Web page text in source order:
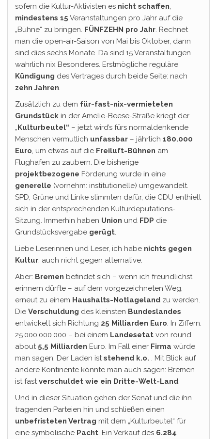
sofern die Kultur-Aktivisten es nicht schaffen,
mindestens 15 Veranstaltungen pro Jahr auf die
„Bühne“ zu bringen. FÜNFZEHN pro Jahr. Rechnet
man die open-air-Saison von Mai bis Oktober, dann
sind dies sechs Monate. Da sind 15 Veranstaltungen
wahrlich nix Besonderes. Erstmögliche reguläre
Kündigung des Vertrages durch beide Seite: nach
zehn Jahren.
Zusätzlich zu dem für-fast-nix-vermieteten
Grundstück in der Amelie-Beese-Straße kriegt der
„Kulturbeutel“ – jetzt wird’s fürs normaldenkende
Menschen vermutlich unfassbar – jährlich 180.000
Euro, um etwas auf die Freiluft-Bühnen am
Flughafen zu zaubern. Die bisherige
projektbezogene Förderung wurde in eine
generelle (vornehm: institutionelle) umgewandelt.
SPD, Grüne und Linke stimmten dafür, die CDU enthielt
sich in der entsprechenden Kulturdeputations-
Sitzung. Immerhin haben Union und FDP die
Grundstücksvergabe gerügt.
Liebe Leserinnen und Leser, ich habe nichts gegen
Kultur; auch nicht gegen alternative.
Aber: Bremen befindet sich – wenn ich freundlichst
erinnern dürfte – auf dem vorgezeichneten Weg,
erneut zu einem Haushalts-Notlageland zu werden.
Die Verschuldung des kleinsten Bundeslandes
entwickelt sich Richtung 25 Milliarden Euro. In Ziffern:
25.000.000.000 – bei einem Landesetat von round
about 5,5 Milliarden Euro. Im Fall einer Firma würde
man sagen: Der Laden iststehend k.o. . Mit Blick auf
andere Kontinente könnte man auch sagen: Bremen
ist fastverschuldet wie ein Dritte-Welt-Land.
Und in dieser Situation gehen der Senat und die ihn
tragenden Parteien hin und schließen einen
unbefristeten Vertrag mit dem „Kulturbeutel“ für
eine symbolische Pacht. Ein Verkauf des 6.284